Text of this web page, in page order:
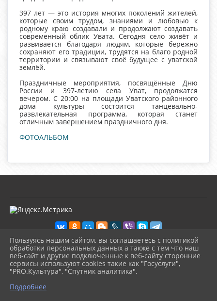
397 лет — это история многих поколений жителей,
которые своим трудом, знаниями и любовью к
родному краю создавали и продолжают создавать
современный облик Увата. Сегодня село живёт и
развивается благодаря людям, которые бережно
сохраняют его традиции, трудятся на благо родной
территории и связывают своё будущее с уватской
землёй.
Праздничные мероприятия, посвящённые Дню
России и 397-летию села Уват, продолжатся
вечером. С 20:00 на площади Уватского районного
дома культуры состоится танцевально-
развлекательная программа, которая станет
отличным завершением праздничного дня.
ФОТОАЛЬБОМ
2026 г. kultura-uvat.ru
Вход
Карта сайта
Политика обработки персональных данных
Пользуясь нашим сайтом, вы соглашаетесь с политикой
обработки персональных данных а также с тем что наш
веб-сайт и другие подключенные к веб-сайту сторонние
сервисы используют cookies такие как "Госуслуги",
"PRO.Культура", "Спутник аналитика".
Подробнее